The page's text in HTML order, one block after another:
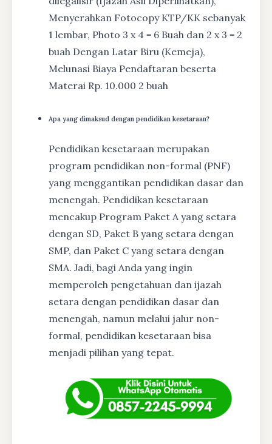
Menyerahkan Fotocopy KTP/KK sebanyak
1 lembar, Photo 3 x 4 = 6 Buah dan 2 x 3 = 2
buah Dengan Latar Biru (Kemeja),
Melunasi Biaya Pendaftaran beserta
Materai Rp. 10.000 2 buah
Apa yang dimaksud dengan pendidikan kesetaraan?
Pendidikan kesetaraan merupakan
program pendidikan non-formal (PNF)
yang menggantikan pendidikan dasar dan
menengah. Pendidikan kesetaraan
mencakup Program Paket A yang setara
dengan SD, Paket B yang setara dengan
SMP, dan Paket C yang setara dengan
SMA. Jadi, bagi Anda yang ingin
memperoleh pengetahuan dan ijazah
setara dengan pendidikan dasar dan
menengah, namun melalui jalur non-
formal, pendidikan kesetaraan bisa
menjadi pilihan yang tepat.